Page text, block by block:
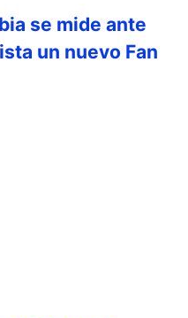
se mide ante
un nuevo Fan